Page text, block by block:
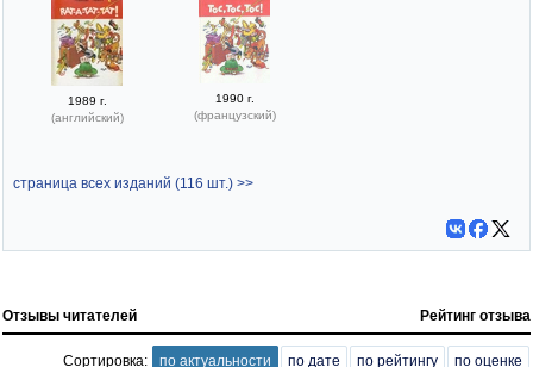
1989 г.
(английский)
1990 г.
(французский)
страница всех изданий (116 шт.) >>
Отзывы читателей Рейтинг отзыва
Сортировка: по актуальности по дате по рейтингу по оценке